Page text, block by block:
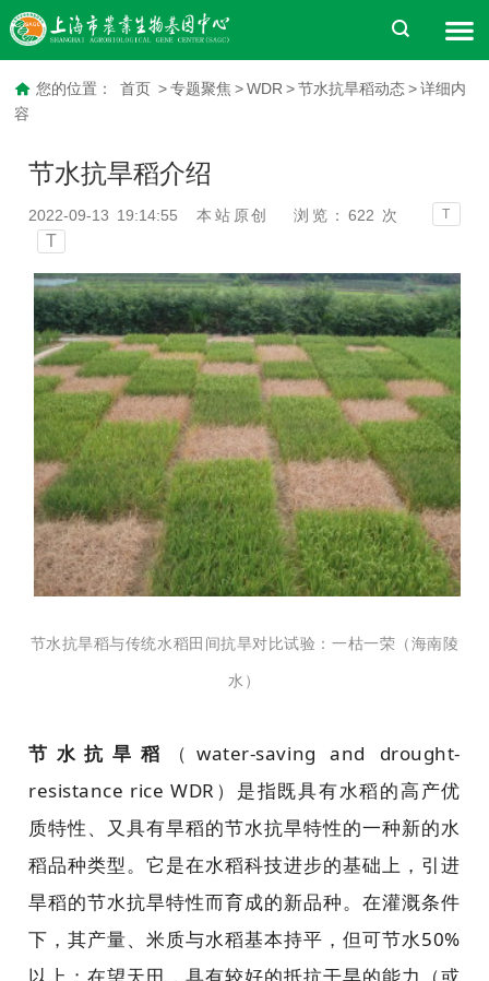
您的位置： 首页 > 专题聚焦 > WDR > 节水抗旱稻动态 > 详细内
容
节水抗旱稻介绍
2022-09-13 19:14:55 本站原创 浏览： 622 次 T
T
节水抗旱稻与传统水稻田间抗旱对比试验：一枯一荣（海南陵
水）
节水抗旱稻
（water-saving and drought-
resistance rice WDR）是指既具有水稻的高产优
质特性、又具有旱稻的节水抗旱特性的一种新的水
稻品种类型。它是在水稻科技进步的基础上，引进
旱稻的节水抗旱特性而育成的新品种。在灌溉条件
下，其产量、米质与水稻基本持平，但可节水50%